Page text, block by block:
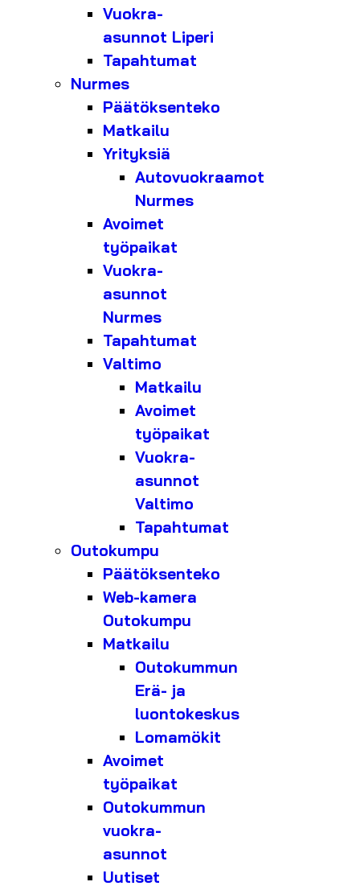
Vuokra-
asunnot Liperi
Tapahtumat
Nurmes
Päätöksenteko
Matkailu
Yrityksiä
Autovuokraamot
Nurmes
Avoimet
työpaikat
Vuokra-
asunnot
Nurmes
Tapahtumat
Valtimo
Matkailu
Avoimet
työpaikat
Vuokra-
asunnot
Valtimo
Tapahtumat
Outokumpu
Päätöksenteko
Web-kamera
Outokumpu
Matkailu
Outokummun
Erä- ja
luontokeskus
Lomamökit
Avoimet
työpaikat
Outokummun
vuokra-
asunnot
Uutiset